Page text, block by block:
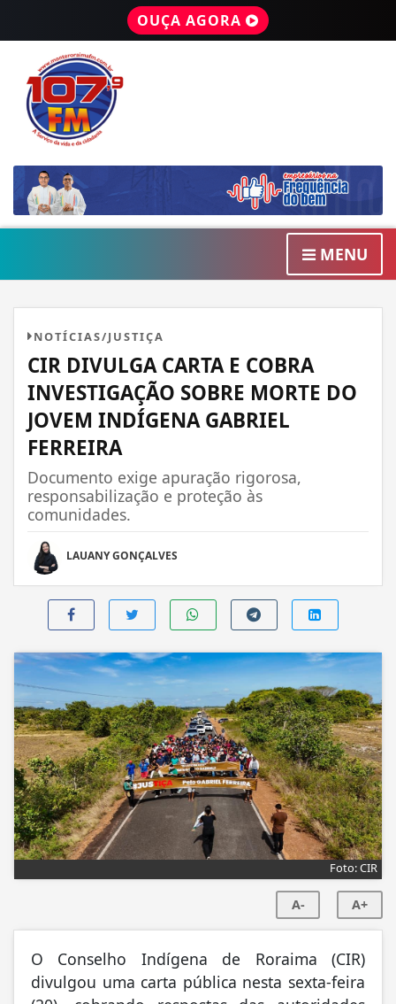
OUÇA AGORA
MENU
NOTÍCIAS/JUSTIÇA
CIR DIVULGA CARTA E COBRA
INVESTIGAÇÃO SOBRE MORTE DO
JOVEM INDÍGENA GABRIEL
FERREIRA
Documento exige apuração rigorosa,
responsabilização e proteção às
comunidades.
LAUANY GONÇALVES
Foto: CIR
A- A+
O Conselho Indígena de Roraima (CIR)
divulgou uma carta pública nesta sexta-feira